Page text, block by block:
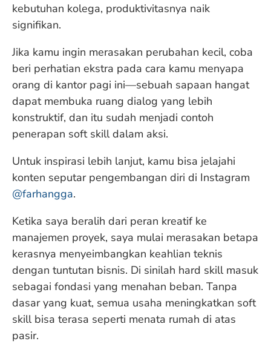
kebutuhan kolega, produktivitasnya naik
signifikan.
Jika kamu ingin merasakan perubahan kecil, coba
beri perhatian ekstra pada cara kamu menyapa
orang di kantor pagi ini—sebuah sapaan hangat
dapat membuka ruang dialog yang lebih
konstruktif, dan itu sudah menjadi contoh
penerapan soft skill dalam aksi.
Untuk inspirasi lebih lanjut, kamu bisa jelajahi
konten seputar pengembangan diri di Instagram
@farhangga.
Ketika saya beralih dari peran kreatif ke
manajemen proyek, saya mulai merasakan betapa
kerasnya menyeimbangkan keahlian teknis
dengan tuntutan bisnis. Di sinilah hard skill masuk
sebagai fondasi yang menahan beban. Tanpa
dasar yang kuat, semua usaha meningkatkan soft
skill bisa terasa seperti menata rumah di atas
pasir.